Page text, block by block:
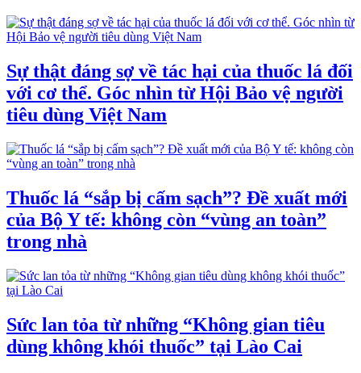
Sự thật đáng sợ về tác hại của thuốc lá đối
với cơ thể. Góc nhìn từ Hội Bảo vệ người
tiêu dùng Việt Nam
Thuốc lá “sắp bị cấm sạch”? Đề xuất mới
của Bộ Y tế: không còn “vùng an toàn”
trong nhà
Sức lan tỏa từ những “Không gian tiêu
dùng không khói thuốc” tại Lào Cai